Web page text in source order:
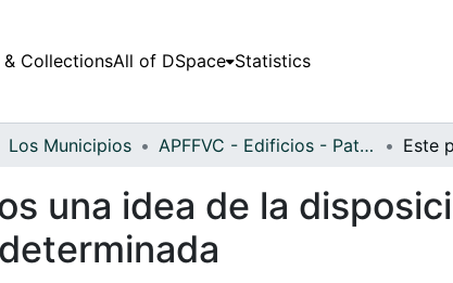
CollectionsAll of DSpace Statistics
Los Municipios APFFVC - Edificios - Patrimonial
una idea de la